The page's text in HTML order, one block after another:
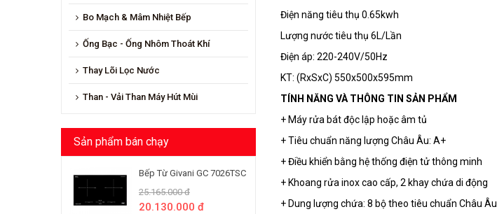
Bo Mạch & Mâm Nhiệt Bếp
Ống Bạc - Ống Nhôm Thoát Khí
Thay Lõi Lọc Nước
Than - Vải Than Máy Hút Mùi
Sản phẩm bán chạy
Bếp Từ Givani GC 7026TSC
25.165.000 đ
20.130.000 đ
Điện năng tiêu thụ 0.65kwh
Lượng nước tiêu thụ 6L/Lần
Điện áp: 220-240V/50Hz
KT: (RxSxC) 550x500x595mm
TÍNH NĂNG VÀ THÔNG TIN SẢN PHẨM
+ Máy rửa bát độc lập hoặc âm tủ
+ Tiêu chuẩn năng lượng Châu Âu: A+
+ Điều khiển bằng hệ thống điện tử thông minh
+ Khoang rửa inox cao cấp, 2 khay chứa di động
+ Dung lượng chứa: 8 bộ theo tiêu chuẩn Châu Âu